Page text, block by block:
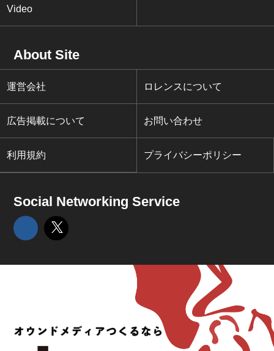
Video
About Site
運営会社 ロレンスについて
広告掲載について お問い合わせ
利用規約 プライバシーポリシー
Social Networking Service